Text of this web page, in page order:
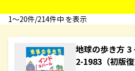
1〜20件/214件中 を表示
地球の歩き方 3
2-1983（初版復